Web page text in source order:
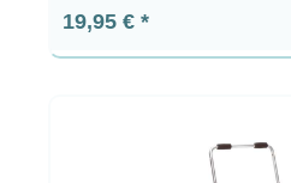
Prix régulier :
19,95 €